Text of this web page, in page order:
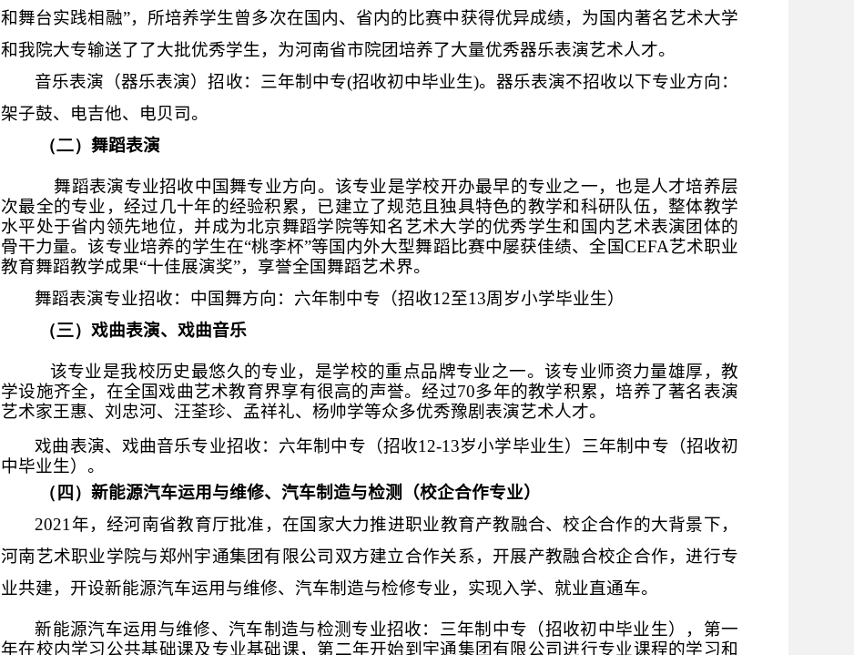
和舞台实践相融”，所培养学生曾多次在国内、省内的比赛中获得优异成绩，为国内著名艺术大学
和我院大专输送了了大批优秀学生，为河南省市院团培养了大量优秀器乐表演艺术人才。
音乐表演（器乐表演）招收：三年制中专(招收初中毕业生)。器乐表演不招收以下专业方向：
架子鼓、电吉他、电贝司。
（二） 舞蹈表演
舞蹈表演专业招收中国舞专业方向。该专业是学校开办最早的专业之一，也是人才培养层
次最全的专业，经过几十年的经验积累，已建立了规范且独具特色的教学和科研队伍，整体教学
水平处于省内领先地位，并成为北京舞蹈学院等知名艺术大学的优秀学生和国内艺术表演团体的
骨干力量。该专业培养的学生在“桃李杯”等国内外大型舞蹈比赛中屡获佳绩、全国CEFA艺术职业
教育舞蹈教学成果“十佳展演奖”，享誉全国舞蹈艺术界。
舞蹈表演专业招收：中国舞方向：六年制中专（招收12至13周岁小学毕业生）
（三） 戏曲表演、戏曲音乐
该专业是我校历史最悠久的专业，是学校的重点品牌专业之一。该专业师资力量雄厚，教
学设施齐全，在全国戏曲艺术教育界享有很高的声誉。经过70多年的教学积累，培养了著名表演
艺术家王惠、刘忠河、汪荃珍、孟祥礼、杨帅学等众多优秀豫剧表演艺术人才。
戏曲表演、戏曲音乐专业招收：六年制中专（招收12-13岁小学毕业生）三年制中专（招收初
中毕业生）。
（四） 新能源汽车运用与维修、汽车制造与检测（校企合作专业）
2021 年，经河南省教育厅批准，在国家大力推进职业教育产教融合、校企合作的大背景下，
河南艺术职业学院与郑州宇通集团有限公司双方建立合作关系，开展产教融合校企合作，进行专
业共建，开设新能源汽车运用与维修、汽车制造与检修专业，实现入学、就业直通车。
新能源汽车运用与维修、汽车制造与检测专业招收：三年制中专（招收初中毕业生），第一
年在校内学习公共基础课及专业基础课，第二年开始到宇通集团有限公司进行专业课程的学习和